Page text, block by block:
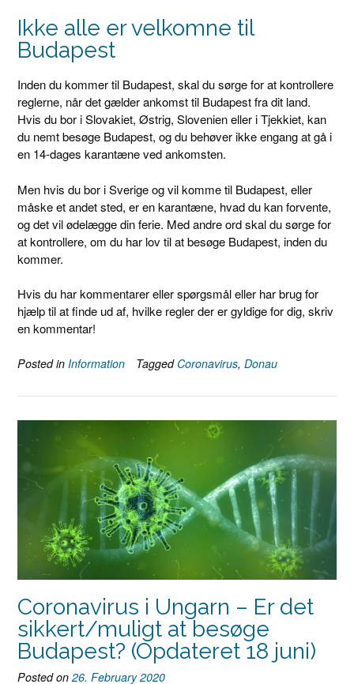
Ikke alle er velkomne til
Budapest
Inden du kommer til Budapest, skal du sørge for at kontrollere
reglerne, når det gælder ankomst til Budapest fra dit land.
Hvis du bor i Slovakiet, Østrig, Slovenien eller i Tjekkiet, kan
du nemt besøge Budapest, og du behøver ikke engang at gå i
en 14-dages karantæne ved ankomsten.
Men hvis du bor i Sverige og vil komme til Budapest, eller
måske et andet sted, er en karantæne, hvad du kan forvente,
og det vil ødelægge din ferie. Med andre ord skal du sørge for
at kontrollere, om du har lov til at besøge Budapest, inden du
kommer.
Hvis du har kommentarer eller spørgsmål eller har brug for
hjælp til at finde ud af, hvilke regler der er gyldige for dig, skriv
en kommentar!
Posted in Information Tagged Coronavirus, Donau
Coronavirus i Ungarn – Er det
sikkert/muligt at besøge
Budapest? (Opdateret 18 juni)
Posted on 26. February 2020